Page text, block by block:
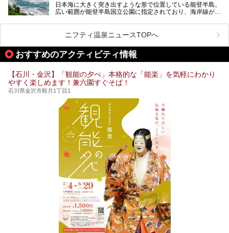
など、種類豊富ですよ。
日本海に大きく突き出すような形で位置している能登半島。
広い範囲が能登半島国立公園に指定されており、海岸線が作
車で行くのがオススメですが、ドライブの際にぜひ一緒に楽
しんでいただきたいのが温泉です。絶景を眺めながらつかる
温泉は最高ですよ！ 今回はそんな能登の温泉を5つご紹介
します。
ニフティ温泉ニュースTOPへ
おすすめのアクティビティ情報
【石川・金沢】「観能の夕べ」本格的な「能楽」を気軽にわかり
やすく楽しめます！兼六園すぐそば！
石川県金沢市鞍月1丁目1